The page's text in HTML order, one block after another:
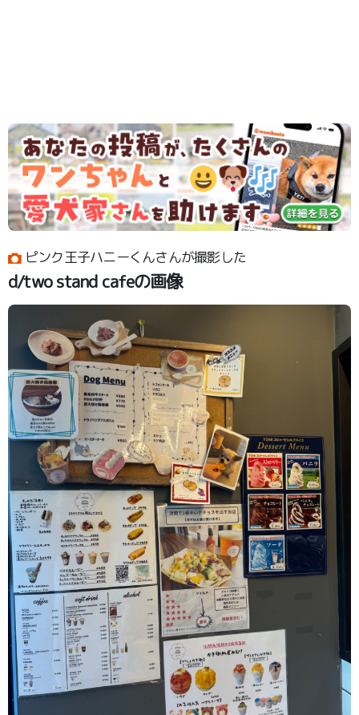
ピンク王子ハニーくんさんが撮影した
d/two stand cafeの画像